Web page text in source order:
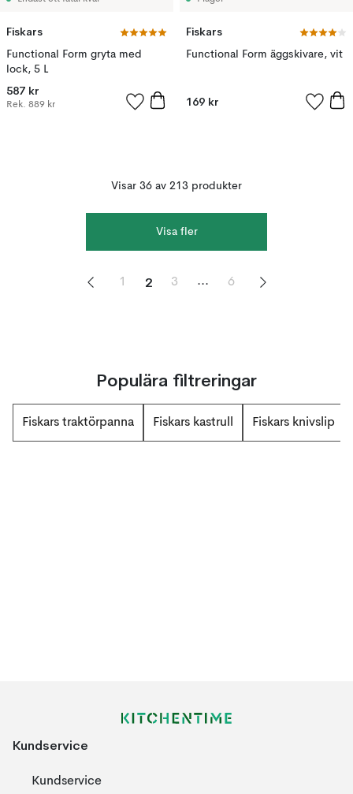
Fiskars
Functional Form gryta med
lock, 5 L
587 kr
Rek. 889 kr
Fiskars
Functional Form äggskivare, vit
169 kr
Visar 36 av 213 produkter
Visa fler
1 2 3 ... 6
Populära filtreringar
Fiskars traktörpanna Fiskars kastrull Fiskars knivslip
Kundservice
Kundservice